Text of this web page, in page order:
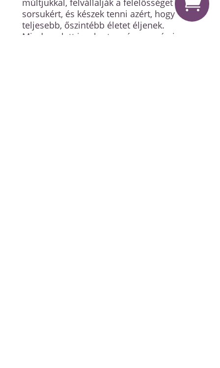
múltjukkal, felvállalják a felelősséget a
sorsukért, és készek tenni azért, hogy
teljesebb, őszintébb életet éljenek.
Mindemelett igyekeztem úgy megírni,